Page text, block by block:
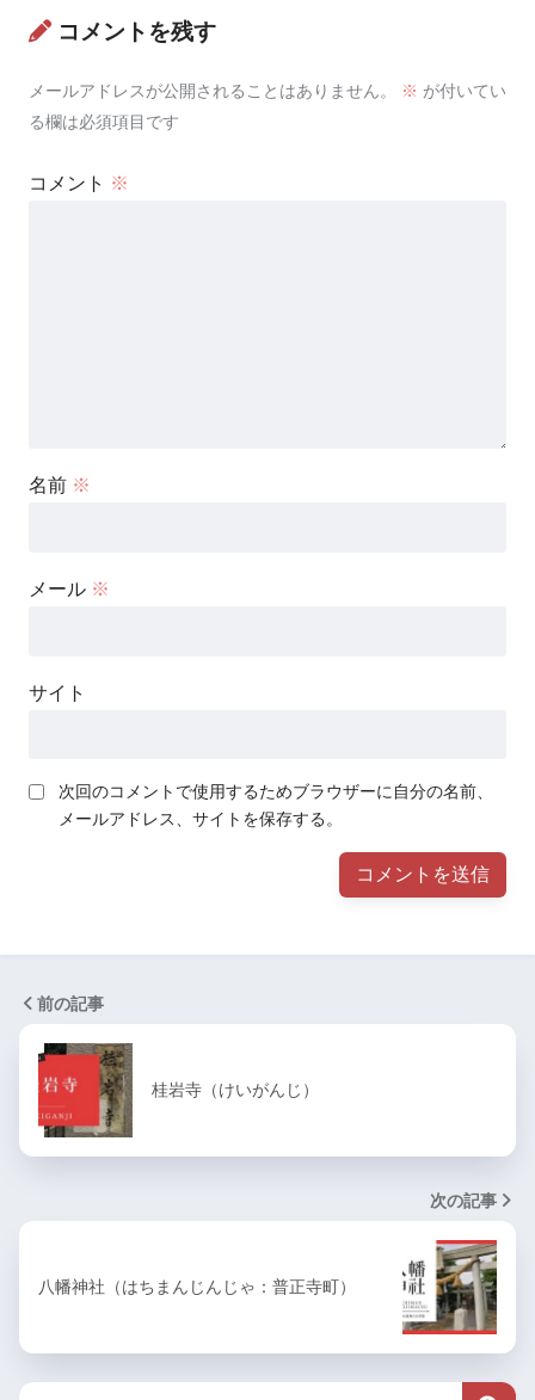
コメントを残す
メールアドレスが公開されることはありません。 ※ が付いてい
る欄は必須項目です
コメント ※
名前 ※
メール ※
サイト
次回のコメントで使用するためブラウザーに自分の名前、
メールアドレス、サイトを保存する。
前の記事
桂岩寺（けいがんじ）
次の記事
八幡神社（はちまんじんじゃ：普正寺町）